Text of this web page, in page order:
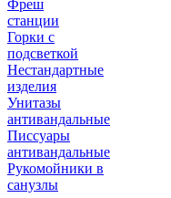
Фреш
станции
Горки с
подсветкой
Нестандартные
изделия
Унитазы
антивандальные
Писсуары
антивандальные
Рукомойники в
санузлы